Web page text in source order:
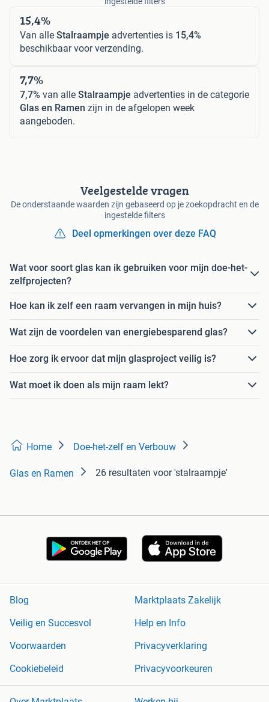
15,4%
Van alle Stalraampje advertenties is 15,4%
beschikbaar voor verzending.
7,7%
7,7% van alle Stalraampje advertenties in de categorie
Glas en Ramen zijn in de afgelopen week
aangeboden.
Veelgestelde vragen
De onderstaande waarden zijn gebaseerd op je zoekopdracht en de
ingestelde filters
Deel opmerkingen over deze FAQ
Wat voor soort glas kan ik gebruiken voor mijn doe-het-
zelfprojecten?
Hoe kan ik zelf een raam vervangen in mijn huis?
Wat zijn de voordelen van energiebesparend glas?
Hoe zorg ik ervoor dat mijn glasproject veilig is?
Wat moet ik doen als mijn raam lekt?
Home Doe-het-zelf en Verbouw
Glas en Ramen 26 resultaten voor 'stalraampje'
Blog
Marktplaats Zakelijk
Veilig en Succesvol
Help en Info
Voorwaarden
Privacyverklaring
Cookiebeleid
Privacyvoorkeuren